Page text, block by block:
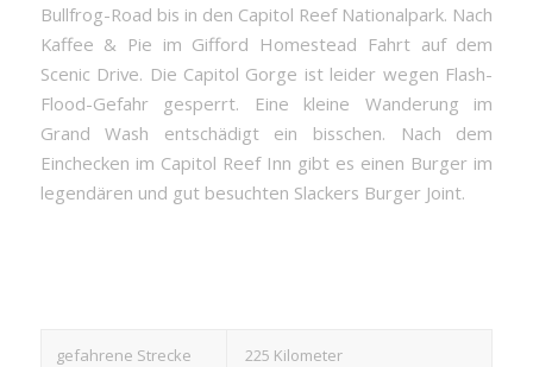
Bullfrog-Road bis in den Capitol Reef Nationalpark. Nach
Kaffee & Pie im Gifford Homestead Fahrt auf dem
Scenic Drive. Die Capitol Gorge ist leider wegen Flash-
Flood-Gefahr gesperrt. Eine kleine Wanderung im
Grand Wash entschädigt ein bisschen. Nach dem
Einchecken im Capitol Reef Inn gibt es einen Burger im
legendären und gut besuchten Slackers Burger Joint.
gefahrene Strecke 225 Kilometer